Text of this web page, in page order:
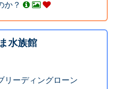
か？
水族館
リーディングローン